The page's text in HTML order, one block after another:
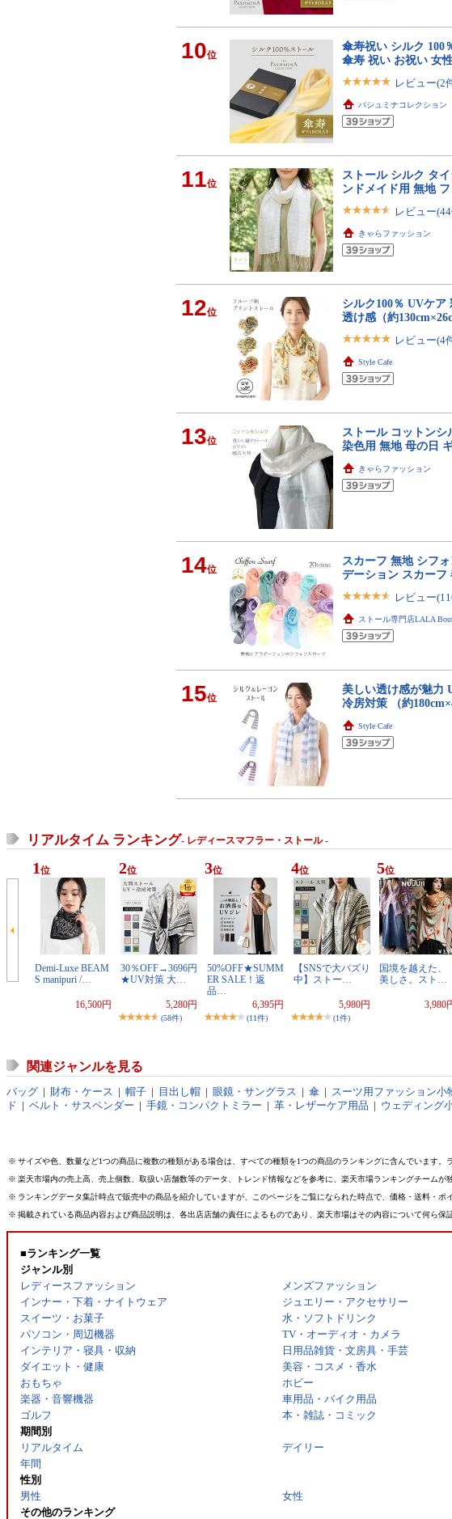
10位
傘寿祝い シルク 100
傘寿 祝い お祝い 女
レビュー(2
パシュミナコレクション
11位
ストール シルク タ
ンドメイド用 無地
レビュー
きゃらファッション
12位
シルク100％ UVケ
透け感（約
レビュー(4
Style Cafe
13位
ストール コットン
染色用 無地 母の日
きゃらファッション
14位
スカーフ 無地 シフ
デーション スカー
レビュー
ストール専門店LALA
15位
美しい透け感が魅力
冷房対策 （約
Style Cafe
リアルタイム ランキング- レディースマフラー・ストール -
1 位
Demi-Luxe BEAM
S manipuri /…
16,500円
2位
30％OFF→3696円
★UV対策 大…
5,280円
(58件)
3位
50%OFF★SUMM
ER SALE！返
品…
6,395円
(11件)
4位
【SNSで大バズり
中】ストー…
5,980円
(1件)
5位
国境を越えた、
美しさ。スト…
3,980
関連ジャンルを見る
バッグ | 財布・ケース | 帽子 | 目出し帽 | 眼鏡・サングラス | 傘 | スーツ用ファッション小
ド | ベルト・サスペンダー | 手鏡・コンパクトミラー | 革・レザーケア用品 | ウェディング
※ サイズや色、数量など1つの商品に複数の種類がある場合は、すべての種類を1つの商品のランキングに含んでいます
※ 楽天市場内の売上高、売上個数、取扱い店舗数等のデータ、トレンド情報などを参考に、楽天市場ランキングチーム
※ ランキングデータ集計時点で販売中の商品を紹介していますが、このページをご覧になられた時点で、価格・送料・
※ 掲載されている商品内容および商品説明は、各出店店舗の責任によるものであり、楽天市場はその内容について何ら保
■ランキング一覧
ジャンル別
レディースファッション
メンズファッション
インナー・下着・ナイトウェア
ジュエリー・アクセサリー
スイーツ・お菓子
水・ソフトドリンク
パソコン・周辺機器
TV・オーディオ・カメラ
インテリア・寝具・収納
日用品雑貨・文房具・手芸
ダイエット・健康
美容・コスメ・香水
おもちゃ
ホビー
楽器・音響機器
車用品・バイク用品
ゴルフ
本・雑誌・コミック
期間別
リアルタイム
デイリー
年間
性別
男性
女性
その他のランキング